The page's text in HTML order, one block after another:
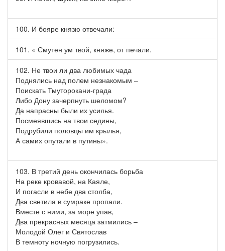
100. И бояре князю отвечали:
101. « Смутен ум твой, княже, от печали.
102. Не твои ли два любимых чада
Поднялись над полем незнакомым –
Поискать Тмуторокани-града
Либо Дону зачерпнуть шеломом?
Да напрасны были их усилья.
Посмеявшись на твои седины,
Подрубили половцы им крылья,
А самих опутали в путины».
103. В третий день окончилась борьба
На реке кровавой, на Каяле,
И погасли в небе два столба,
Два светила в сумраке пропали.
Вместе с ними, за море упав,
Два прекрасных месяца затмились –
Молодой Олег и Святослав
В темноту ночную погрузились.